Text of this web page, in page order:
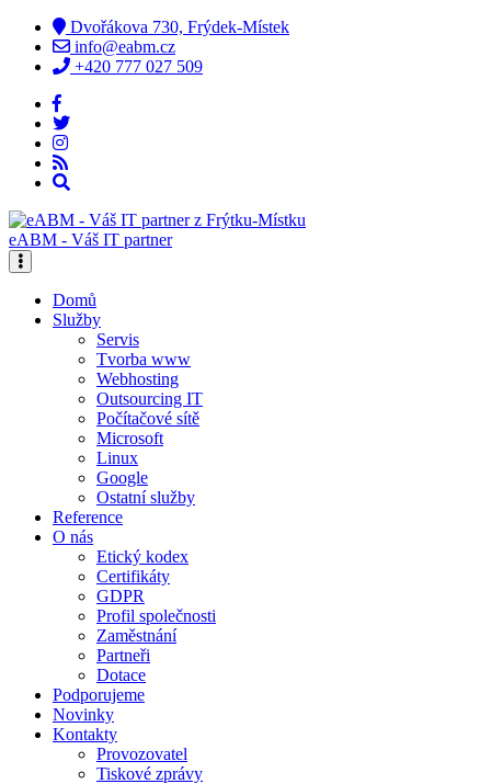
Dvořákova 730, Frýdek-Místek
info@eabm.cz
+420 777 027 509
eABM - Váš IT partner
Domů
Služby
Servis
Tvorba www
Webhosting
Outsourcing IT
Počítačové sítě
Microsoft
Linux
Google
Ostatní služby
Reference
O nás
Etický kodex
Certifikáty
GDPR
Profil společnosti
Zaměstnání
Partneři
Dotace
Podporujeme
Novinky
Kontakty
Provozovatel
Tiskové zprávy